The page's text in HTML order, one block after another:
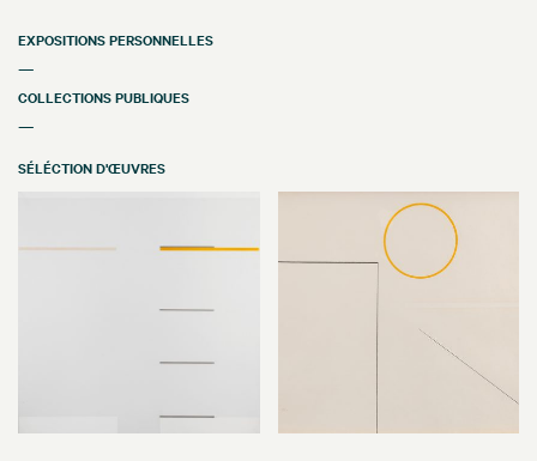
EXPOSITIONS PERSONNELLES
—
COLLECTIONS PUBLIQUES
—
SÉLÉCTION D'ŒUVRES